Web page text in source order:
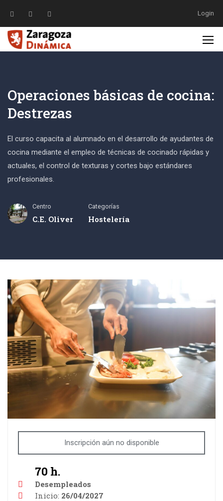
Login
Operaciones básicas de cocina:
Destrezas
El curso capacita al alumnado en el desarrollo de ayudantes de
cocina mediante el empleo de técnicas de cocinado rápidas y
actuales, el control de texturas y cortes bajo estándares
profesionales.
Centro
C.E. Oliver
Categorías
Hostelería
Inscripción aún no disponible
70 h.
Desempleados
Inicio 26/04/2027